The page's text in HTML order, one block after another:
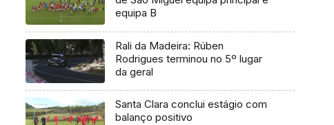
equipa B
Rali da Madeira: Rúben
Rodrigues terminou no 5º lugar
da geral
Santa Clara conclui estágio com
balanço positivo